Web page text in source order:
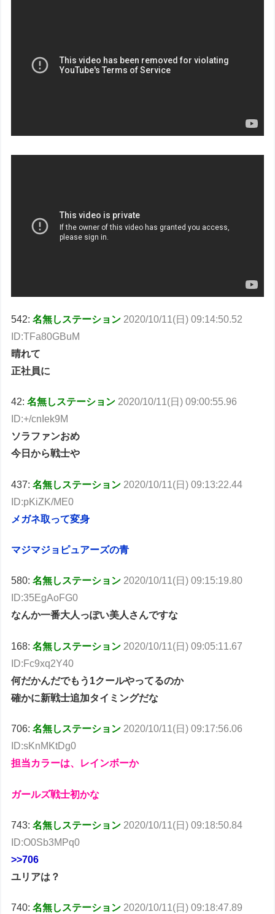
542:名無しステーション 2020/10/11(日) 09:14:50.52
ID:TFa80GBuM
晴れて
正社員に
42:名無しステーション 2020/10/11(日) 09:00:55.96
ID:+/cnIek9M
ソラファンおめ
今日から戦士や
437:名無しステーション 2020/10/11(日) 09:13:22.44
ID:pKiZK/ME0
メガネ取って変身
マジマジョピュアーズの青
580:名無しステーション 2020/10/11(日) 09:15:19.80
ID:35EgAoFG0
なんか一番大人っぽい美人さんですな
168:名無しステーション 2020/10/11(日) 09:05:11.67
ID:Fc9xq2Y40
何だかんだでもう1クールやってるのか
確かに新戦士追加タイミングだな
706:名無しステーション 2020/10/11(日) 09:17:56.06
ID:sKnMKtDg0
担当カラーは、レインボーか
ガールズ戦士初かな
743:名無しステーション 2020/10/11(日) 09:18:50.84
ID:O0Sb3MPq0
>>706
ユリアは？
740:名無しステーション 2020/10/11(日) 09:18:47.89